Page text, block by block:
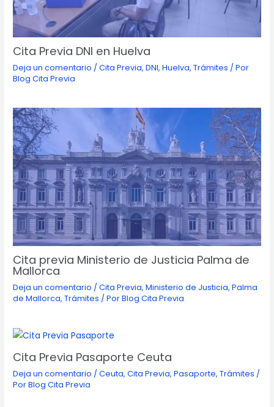
Cita Previa DNI en Huelva
Deja un comentario /Cita Previa,DNI,Huelva,Trámites / Por
Blog Cita Previa
Cita previa Ministerio de Justicia Palma de
Mallorca
Deja un comentario /Cita Previa,Ministerio de Justicia,Palma
de Mallorca,Trámites / PorBlog Cita Previa
Cita Previa Pasaporte Ceuta
Deja un comentario /Ceuta,Cita Previa,Pasaporte,Trámites /
PorBlog Cita Previa